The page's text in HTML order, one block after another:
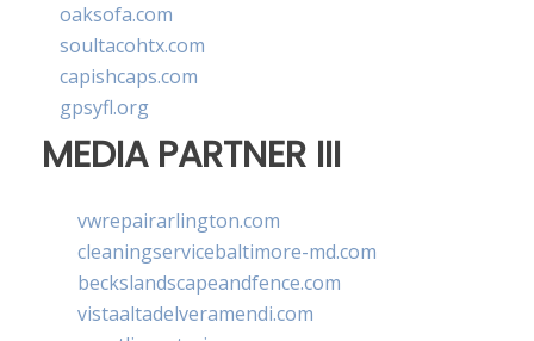
oaksofa.com
soultacohtx.com
capishcaps.com
gpsyfl.org
MEDIA PARTNER III
vwrepairarlington.com
cleaningservicebaltimore-md.com
beckslandscapeandfence.com
vistaaltadelveramendi.com